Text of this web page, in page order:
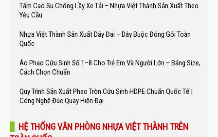
Tấm Cao Su Chống Lầy Xe Tải – Nhựa Việt Thành Sản Xuất Theo
Yêu Cầu
Nhựa Việt Thành Sản Xuất Dây Đai – Dây Buộc Đóng Gói Toàn
Quốc
Áo Phao Cứu Sinh Số 1–8 Cho Trẻ Em Và Người Lớn – Bảng Size,
Cách Chọn Chuẩn
Quy Trình Sản Xuất Phao Tròn Cứu Sinh HDPE Chuẩn Quốc Tế |
Công Nghệ Đúc Quay Hiện Đại
HỆ THỐNG VĂN PHÒNG NHỰA VIỆT THÀNH TRÊN